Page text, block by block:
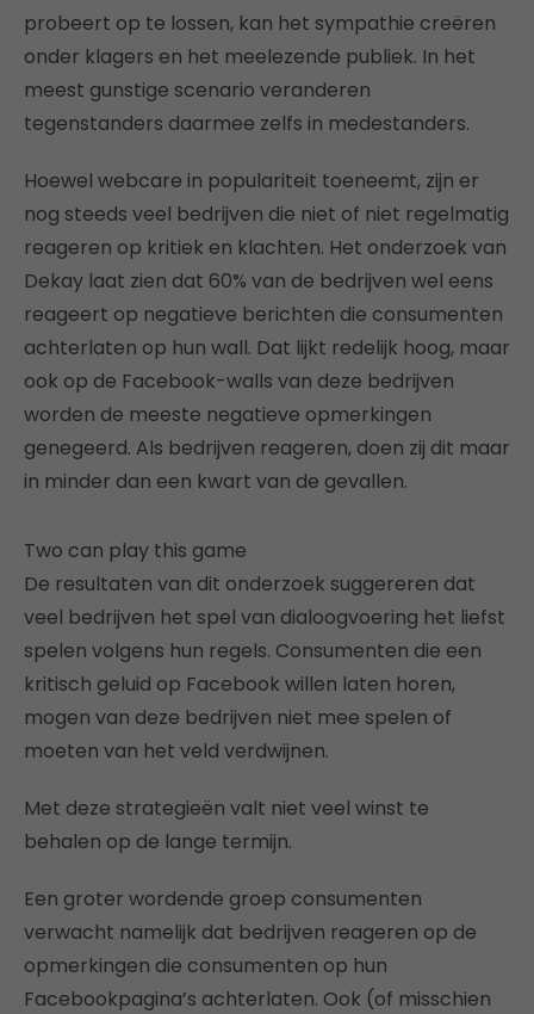
probeert op te lossen, kan het sympathie creëren
onder klagers en het meelezende publiek. In het
meest gunstige scenario veranderen
tegenstanders daarmee zelfs in medestanders.
Hoewel webcare in populariteit toeneemt, zijn er
nog steeds veel bedrijven die niet of niet regelmatig
reageren op kritiek en klachten. Het onderzoek van
Dekay laat zien dat 60% van de bedrijven wel eens
reageert op negatieve berichten die consumenten
achterlaten op hun wall. Dat lijkt redelijk hoog, maar
ook op de Facebook-walls van deze bedrijven
worden de meeste negatieve opmerkingen
genegeerd. Als bedrijven reageren, doen zij dit maar
in minder dan een kwart van de gevallen.
Two can play this game
De resultaten van dit onderzoek suggereren dat
veel bedrijven het spel van dialoogvoering het liefst
spelen volgens hun regels. Consumenten die een
kritisch geluid op Facebook willen laten horen,
mogen van deze bedrijven niet mee spelen of
moeten van het veld verdwijnen.
Met deze strategieën valt niet veel winst te
behalen op de lange termijn.
Een groter wordende groep consumenten
verwacht namelijk dat bedrijven reageren op de
opmerkingen die consumenten op hun
Facebookpagina’s achterlaten. Ook (of misschien